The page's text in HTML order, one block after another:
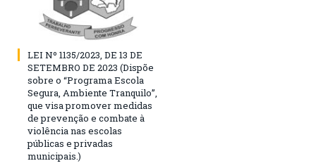
LEI Nº 1135/2023, DE 13 DE
SETEMBRO DE 2023 (Dispõe
sobre o “Programa Escola
Segura, Ambiente Tranquilo”,
que visa promover medidas
de prevenção e combate à
violência nas escolas
públicas e privadas
municipais.)